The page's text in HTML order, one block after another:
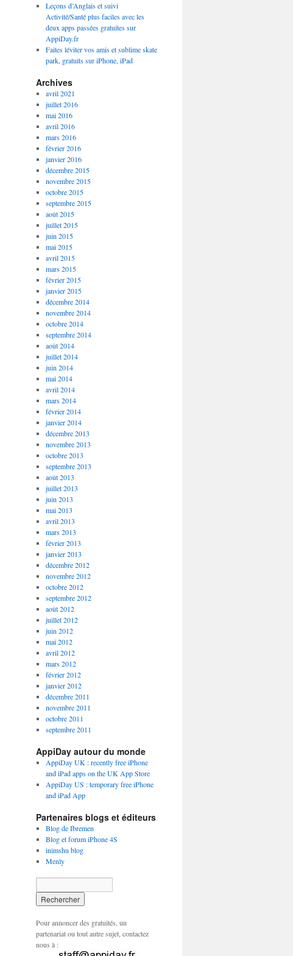
Leçons d’Anglais et suivi
Activité/Santé plus faciles avec les
deux apps passées gratuites sur
AppiDay.fr
Faites léviter vos amis et sublime skate
park, gratuits sur iPhone, iPad
Archives
avril 2021
juillet 2016
mai 2016
avril 2016
mars 2016
février 2016
janvier 2016
décembre 2015
novembre 2015
octobre 2015
septembre 2015
août 2015
juillet 2015
juin 2015
mai 2015
avril 2015
mars 2015
février 2015
janvier 2015
décembre 2014
novembre 2014
octobre 2014
septembre 2014
août 2014
juillet 2014
juin 2014
mai 2014
avril 2014
mars 2014
février 2014
janvier 2014
décembre 2013
novembre 2013
octobre 2013
septembre 2013
août 2013
juillet 2013
juin 2013
mai 2013
avril 2013
mars 2013
février 2013
janvier 2013
décembre 2012
novembre 2012
octobre 2012
septembre 2012
août 2012
juillet 2012
juin 2012
mai 2012
avril 2012
mars 2012
février 2012
janvier 2012
décembre 2011
novembre 2011
octobre 2011
septembre 2011
AppiDay autour du monde
AppiDay UK : recently free iPhone
and iPad apps on the UK App Store
AppiDay US : temporary free iPhone
and iPad App
Partenaires blogs et éditeurs
Blog de Ibremen
Blog et forum iPhone 4S
inimshu blog
Menly
Pour annoncer des gratuités, un
partenariat ou tout autre sujet, contactez
nous à :